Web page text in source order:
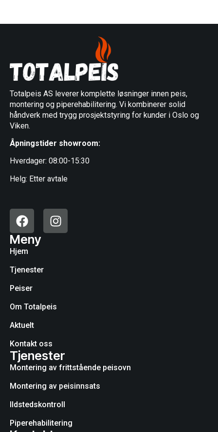
Totalpeis AS leverer komplette løsninger innen peis,
montering og piperehabilitering. Vi kombinerer solid
håndverk med trygg prosjektstyring for kunder i Oslo og
Viken.
Åpningstider showroom:
Hverdager: 08:00-15:30
Helg: Etter avtale
Meny
Hjem
Tjenester
Peiser
Om Totalpeis
Aktuelt
Kontakt oss
Tjenester
Montering av frittstående peisovn
Montering av peisinnsats
Ildstedskontroll
Piperehabilitering